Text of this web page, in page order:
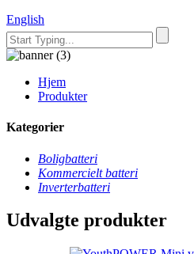
English
Hjem
Produkter
Kategorier
Boligbatteri
Kommercielt batteri
Inverterbatteri
Udvalgte produkter